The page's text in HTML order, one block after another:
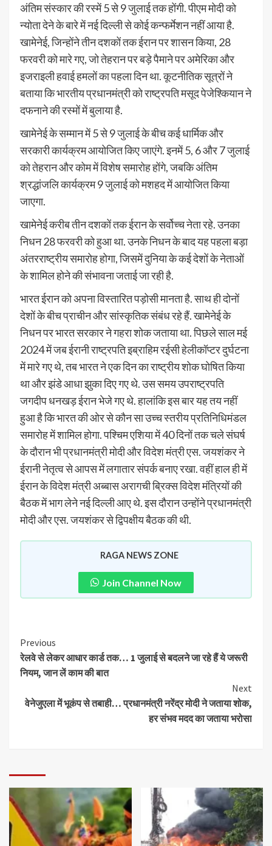
अंतिम संस्कार की रस्में 5 से 9 जुलाई तक होंगी. पीएम मोदी को
न्योता देने के बारे में नई दिल्ली से कोई कन्फर्मेशन नहीं आया है.
खामेनेई, जिन्होंने तीन दशकों तक ईरान पर शासन किया, 28
फरवरी को मारे गए, जो तेहरान पर बड़े पैमाने पर अमेरिका और
इजराइली हवाई हमलों का पहला दिन था. कूटनीतिक सूत्रों ने
बताया कि भारतीय प्रधानमंत्री को राष्ट्रपति मसूद पेजेश्कियान ने
दफनाने की रस्मों में बुलाया है.
खामेनेई के सम्मान में 5 से 9 जुलाई के बीच कई धार्मिक और
सरकारी कार्यक्रम आयोजित किए जाएंगे. इनमें 5, 6 और 7 जुलाई
को तेहरान और कोम में विशेष समारोह होंगे, जबकि अंतिम
श्रद्धांजलि कार्यक्रम 9 जुलाई को मशहद में आयोजित किया
जाएगा.
खामेनेई करीब तीन दशकों तक ईरान के सर्वोच्च नेता रहे. उनका
निधन 28 फरवरी को हुआ था. उनके निधन के बाद यह पहला बड़ा
अंतरराष्ट्रीय समारोह होगा, जिसमें दुनिया के कई देशों के नेताओं
के शामिल होने की संभावना जताई जा रही है.
भारत ईरान को अपना विस्तारित पड़ोसी मानता है. साथ ही दोनों
देशों के बीच प्राचीन और सांस्कृतिक संबंध रहे हैं. खामेनेई के
निधन पर भारत सरकार ने गहरा शोक जताया था. पिछले साल मई
2024 में जब ईरानी राष्ट्रपति इब्राहिम रईसी हेलीकॉप्टर दुर्घटना
में मारे गए थे, तब भारत ने एक दिन का राष्ट्रीय शोक घोषित किया
था और झंडे आधा झुका दिए गए थे. उस समय उपराष्ट्रपति
जगदीप धनखड़ ईरान भेजे गए थे. हालांकि इस बार यह तय नहीं
हुआ है कि भारत की ओर से कौन सा उच्च स्तरीय प्रतिनिधिमंडल
समारोह में शामिल होगा. पश्चिम एशिया में 40 दिनों तक चले संघर्ष
के दौरान भी प्रधानमंत्री मोदी और विदेश मंत्री एस. जयशंकर ने
ईरानी नेतृत्व से आपस में लगातार संपर्क बनाए रखा. वहीं हाल ही में
ईरान के विदेश मंत्री अब्बास अरागची ब्रिक्स विदेश मंत्रियों की
बैठक में भाग लेने नई दिल्ली आए थे. इस दौरान उन्होंने प्रधानमंत्री
मोदी और एस. जयशंकर से द्विपक्षीय बैठक की थी.
RAGA NEWS ZONE
Join Channel Now
Previous
रेलवे से लेकर आधार कार्ड तक… 1 जुलाई से बदलने जा रहे हैं ये जरूरी
नियम, जान लें काम की बात
Next
वेनेजुएला में भूकंप से तबाही… प्रधानमंत्री नरेंद्र मोदी ने जताया शोक,
हर संभव मदद का जताया भरोसा